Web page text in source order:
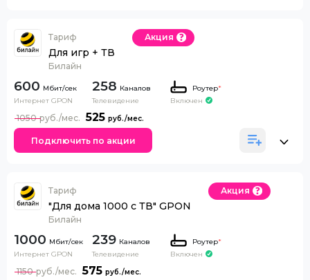
Тариф
Для игр + ТВ
Билайн
Акция
600
Интернет GPON
258 Каналов
Телевидение
Роутер*
Включен
525
1050
Подключить по акции
Тариф
"Для дома 1000 с ТВ" GPON
Билайн
Акция
1000
Интернет GPON
239 Каналов
Телевидение
Роутер*
Включен
575
1150